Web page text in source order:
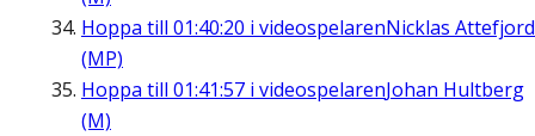
Hoppa till 01:40:20 i videospelarenNicklas Attefjord
(MP)
Hoppa till 01:41:57 i videospelarenJohan Hultberg
(M)